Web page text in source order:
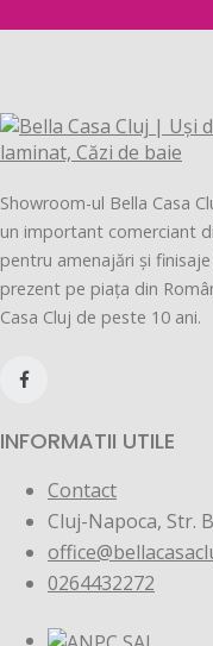
Showroom-ul Bella Casa
un important comerciant
pentru amenajări și
prezent pe piața din
Casa Cluj de peste 10 ani.
INFORMATII UTILE
Contact
Cluj-Napoca, Str.
0264432272